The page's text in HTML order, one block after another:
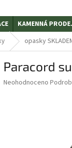
KAMENNÁ
opasky
Paracord
Průměrné
Neohodnoceno